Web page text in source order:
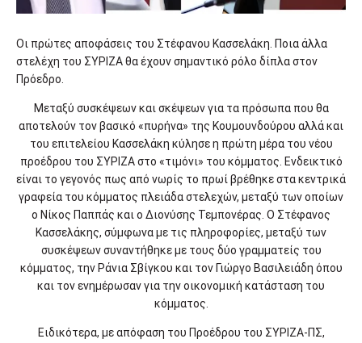
Οι πρώτες αποφάσεις του Στέφανου Κασσελάκη. Ποια άλλα
στελέχη του ΣΥΡΙΖΑ θα έχουν σημαντικό ρόλο δίπλα στον
Πρόεδρο.
Μεταξύ συσκέψεων και σκέψεων για τα πρόσωπα που θα
αποτελούν τον βασικό «πυρήνα» της Κουμουνδούρου αλλά και
του επιτελείου Κασσελάκη κύλησε η πρώτη μέρα του νέου
προέδρου του ΣΥΡΙΖΑ στο «τιμόνι» του κόμματος. Ενδεικτικό
είναι το γεγονός πως από νωρίς το πρωί βρέθηκε στα κεντρικά
γραφεία του κόμματος πλειάδα στελεχών, μεταξύ των οποίων
ο Νίκος Παππάς και ο Διονύσης Τεμπονέρας. Ο Στέφανος
Κασσελάκης, σύμφωνα με τις πληροφορίες, μεταξύ των
συσκέψεων συναντήθηκε με τους δύο γραμματείς του
κόμματος, την Ράνια Σβίγκου και τον Γιώργο Βασιλειάδη όπου
και τον ενημέρωσαν για την οικονομική κατάσταση του
κόμματος.
Ειδικότερα, με απόφαση του Προέδρου του ΣΥΡΙΖΑ-ΠΣ,